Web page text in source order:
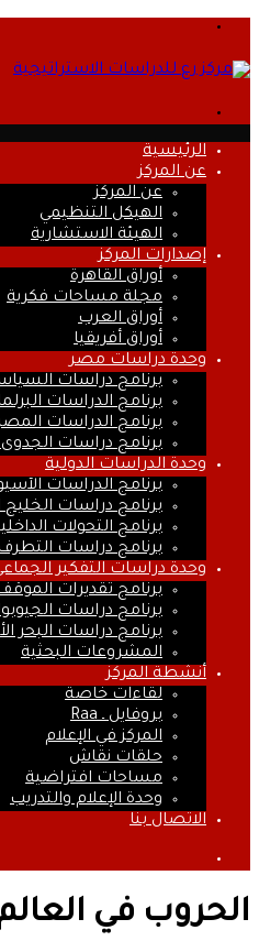
الرئيسية
عن المركز
عن المركز
الهيكل التنظيمي
الهيئة الاستشارية
إصدارات المركز
أوراق القاهرة
مجلة مساحات فكرية
أوراق العرب
أوراق أفريقيا
وحدة دراسات مصر
برنامج دراسات
برنامج الدراسات
برنامج الدراسات
برنامج دراسات
وحدة الدراسات الدولية
برنامج الدراسات
برنامج دراسات الخليج
برنامج التحولات
برنامج دراسات
وحدة دراسات التفكير
برنامج تقديرات
برنامج دراسات
برنامج دراسات البحر
المشروعات البحثية
أنشطة المركز
لقاءات خاصة
بروفايل ـ Raa
المركز في الإعلام
حلقات نقاش
مساحات افتراضية
وحدة الإعلام والتدريب
الاتصال بنا
الحروب في